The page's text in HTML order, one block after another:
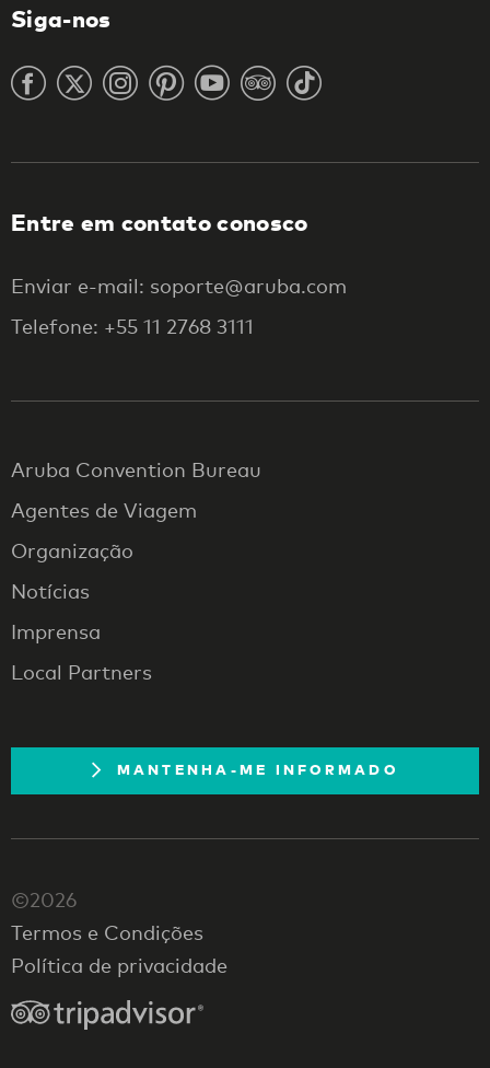
Siga-nos
Entre em contato conosco
Enviar e-mail: soporte@aruba.com
Telefone: +55 11 2768 3111
Aruba Convention Bureau
Agentes de Viagem
Organização
Notícias
Imprensa
Local Partners
MANTENHA-ME INFORMADO
©2026
Termos e Condições
Política de privacidade